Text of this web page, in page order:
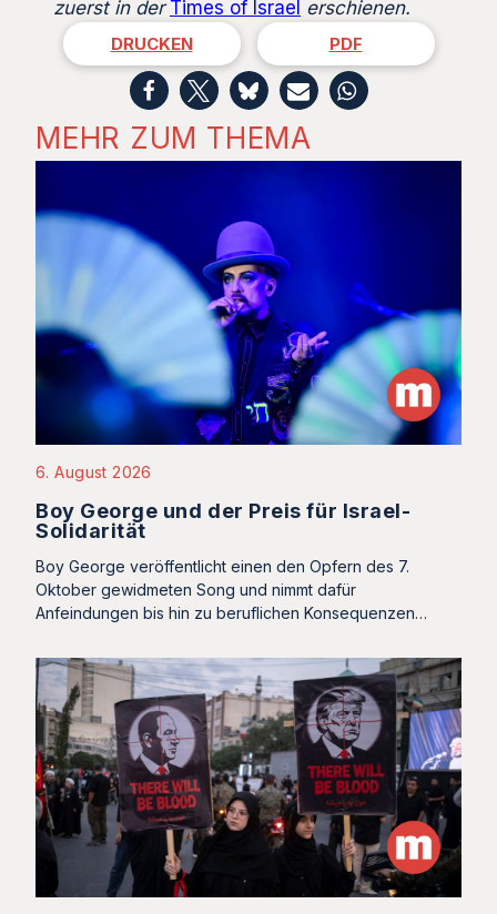
zuerst in derTimes of Israel erschienen.
DRUCKEN PDF
MEHR ZUM THEMA
6. August 2026
Boy George und der Preis für Israel-
Solidarität
Boy George veröffentlicht einen den Opfern des 7.
Oktober gewidmeten Song und nimmt dafür
Anfeindungen bis hin zu beruflichen Konsequenzen…